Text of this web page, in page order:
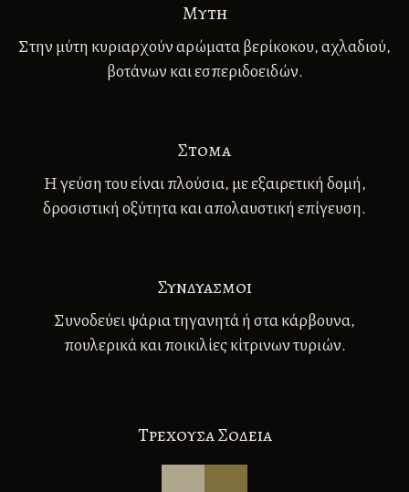
Μυτη
Στην μύτη κυριαρχούν αρώματα βερίκοκου, αχλαδιού,
βοτάνων και εσπεριδοειδών.
Στομα
Η γεύση του είναι πλούσια, µε εξαιρετική δομή,
δροσιστική οξύτητα και απολαυστική επίγευση.
Συνδυασμοι
Συνοδεύει ψάρια τηγανητά ή στα κάρβουνα,
πουλερικά και ποικιλίες κίτρινων τυριών.
Tρεχουσα Σοδεια